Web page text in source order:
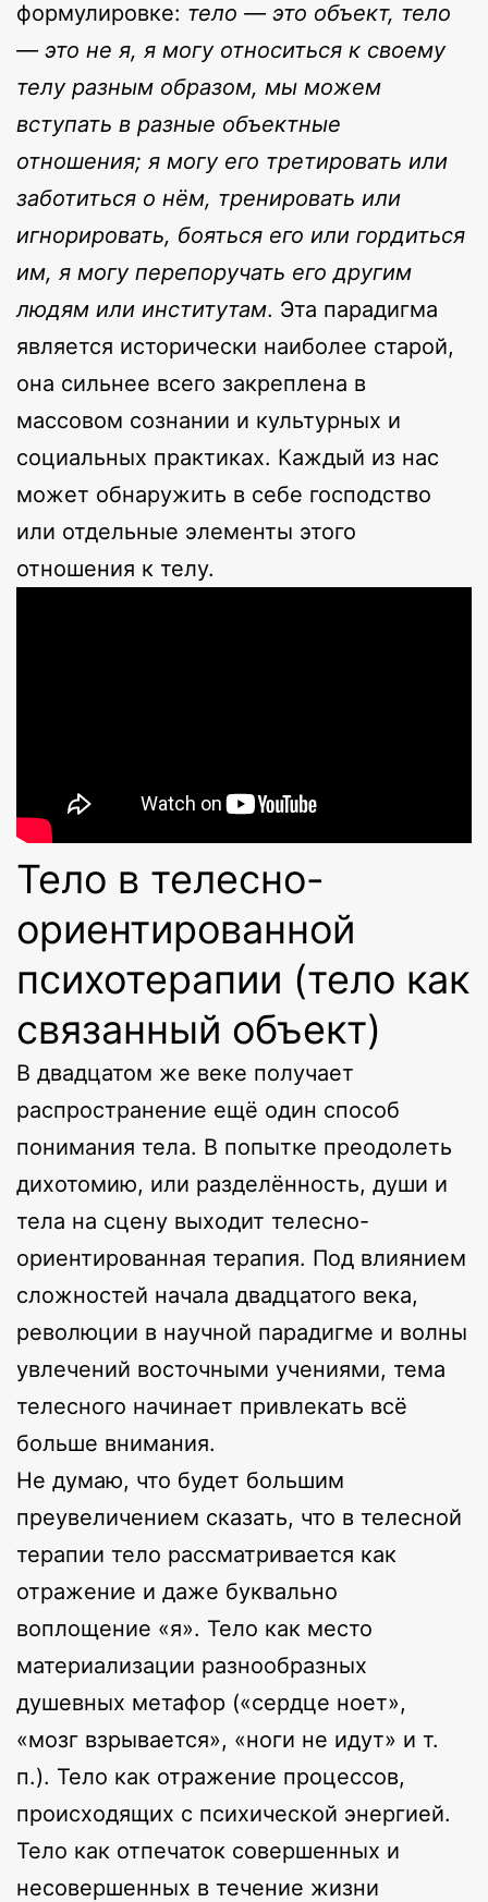
формулировке: тело — это объект, тело
— это не я, я могу относиться к своему
телу разным образом, мы можем
вступать в разные объектные
отношения; я могу его третировать или
заботиться о нём, тренировать или
игнорировать, бояться его или гордиться
им, я могу перепоручать его другим
людям или институтам. Эта парадигма
является исторически наиболее старой,
она сильнее всего закреплена в
массовом сознании и культурных и
социальных практиках. Каждый из нас
может обнаружить в себе господство
или отдельные элементы этого
отношения к телу.
Тело в телесно-
ориентированной
психотерапии (тело как
связанный объект)
В двадцатом же веке получает
распространение ещё один способ
понимания тела. В попытке преодолеть
дихотомию, или разделённость, души и
тела на сцену выходит телесно-
ориентированная терапия. Под влиянием
сложностей начала двадцатого века,
революции в научной парадигме и волны
увлечений восточными учениями, тема
телесного начинает привлекать всё
больше внимания.
Не думаю, что будет большим
преувеличением сказать, что в телесной
терапии тело рассматривается как
отражение и даже буквально
воплощение «я». Тело как место
материализации разнообразных
душевных метафор («сердце ноет»,
«мозг взрывается», «ноги не идут» и т.
п.). Тело как отражение процессов,
происходящих с психической энергией.
Тело как отпечаток совершенных и
несовершенных в течение жизни